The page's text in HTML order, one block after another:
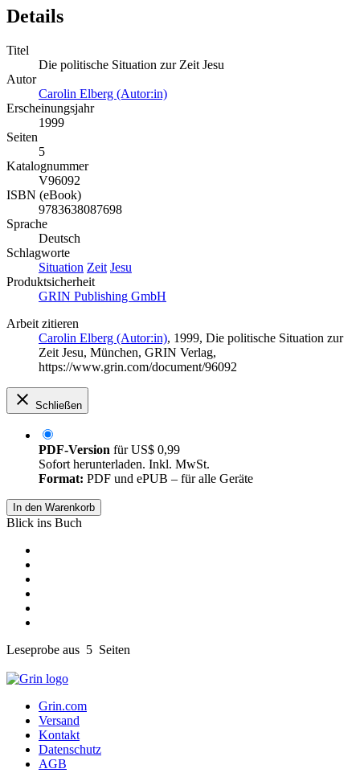
Details
Titel
Die politische Situation zur Zeit Jesu
Autor
Carolin Elberg (Autor:in)
Erscheinungsjahr
1999
Seiten
5
Katalognummer
V96092
ISBN (eBook)
9783638087698
Sprache
Deutsch
Schlagworte
Situation Zeit Jesu
Produktsicherheit
GRIN Publishing GmbH
Arbeit zitieren
Carolin Elberg (Autor:in), 1999, Die politische Situation zur
Zeit Jesu, München, GRIN Verlag,
https://www.grin.com/document/96092
Schließen
PDF-Version fürUS$ 0,99
Sofort herunterladen. Inkl. MwSt.
Format: PDF und ePUB – für alle Geräte
In den Warenkorb
Blick ins Buch
Leseprobe aus 5 Seiten
Grin.com
Versand
Kontakt
Datenschutz
AGB